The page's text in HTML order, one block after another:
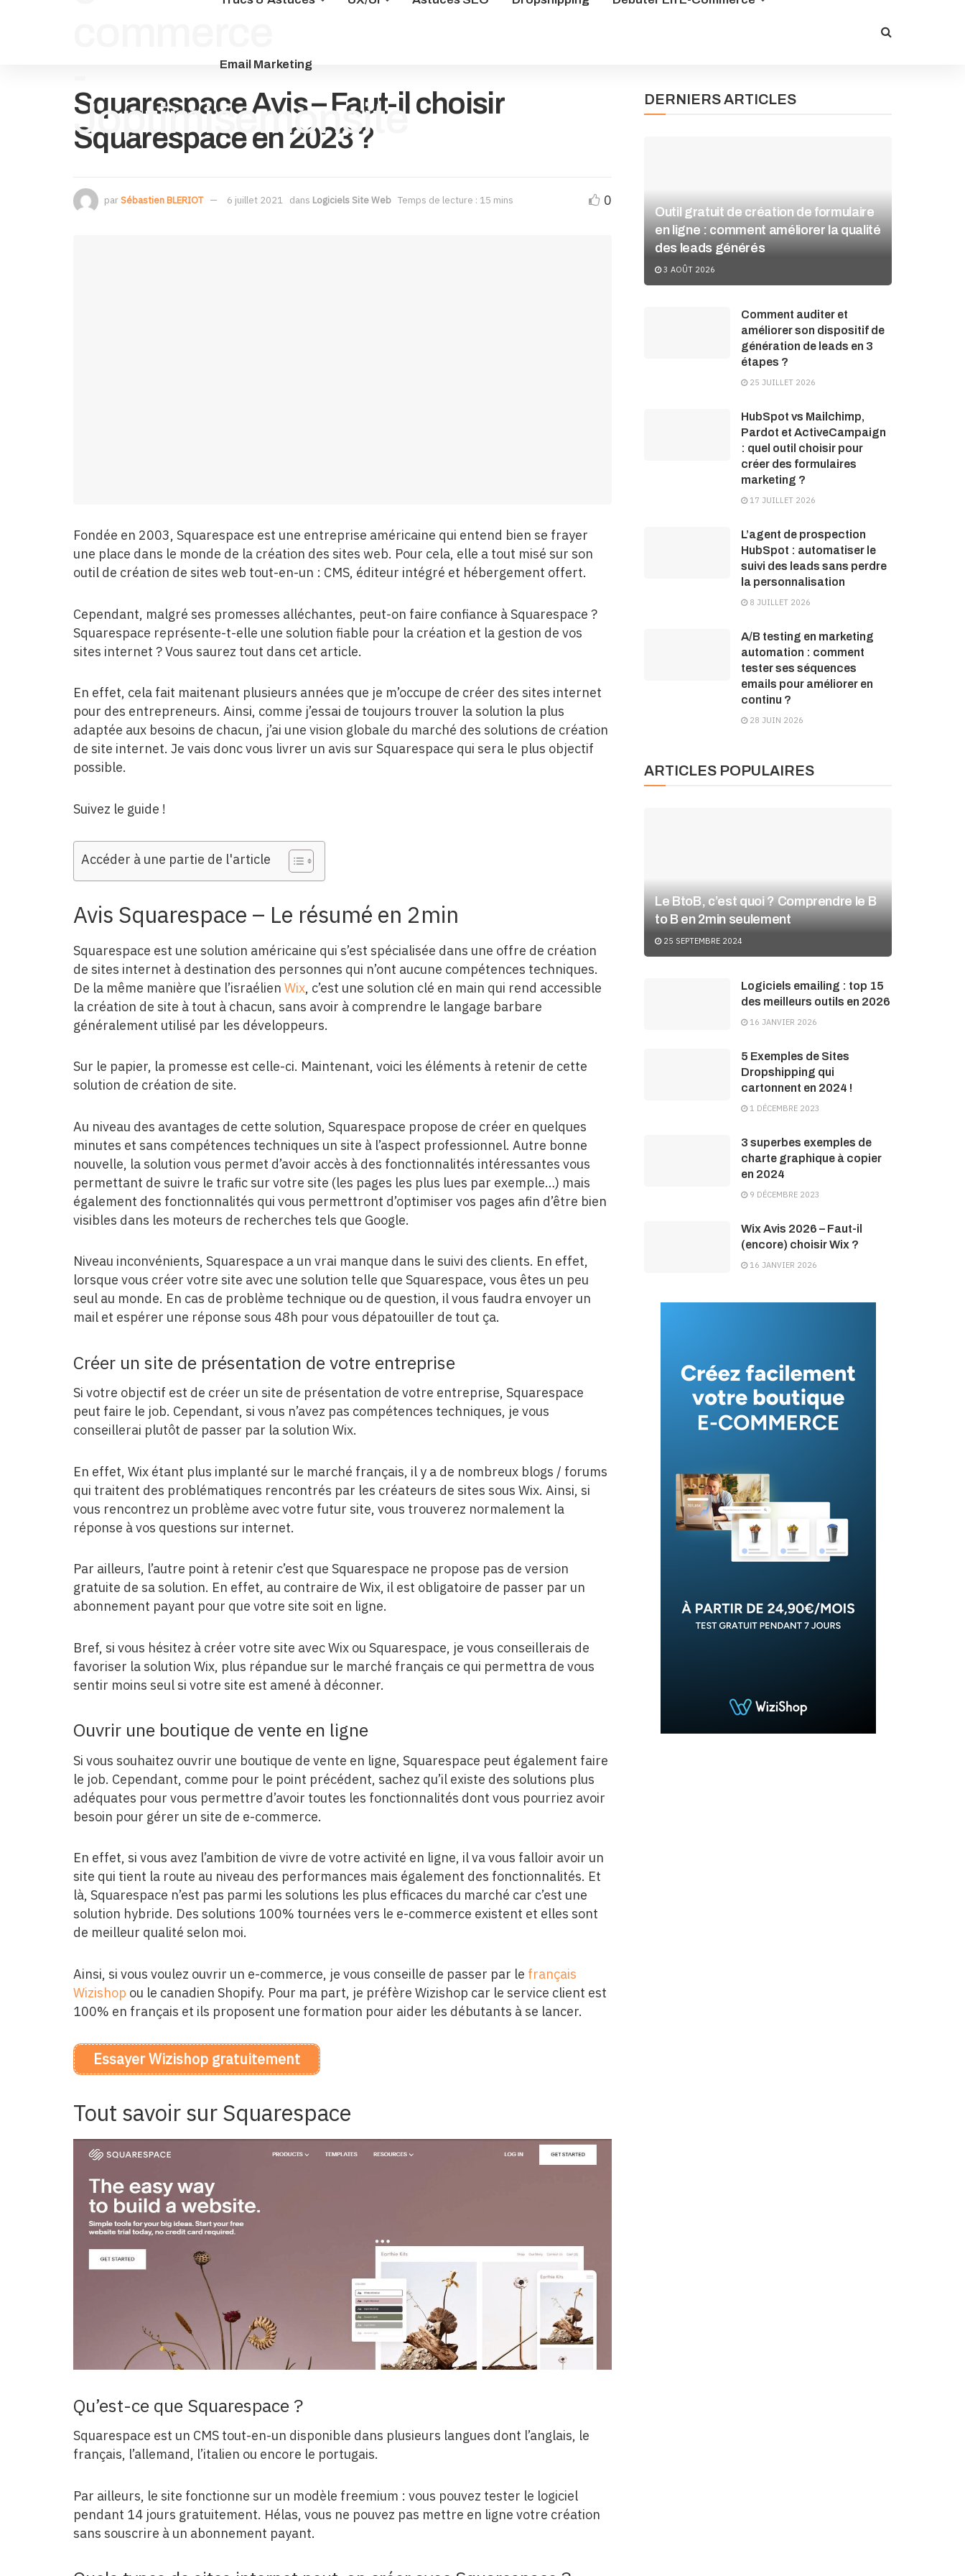
Email Marketing
Squarespace Avis – Faut-il choisir
Squarespace en 2023 ?
parSébastien BLERIOT 6 juillet 2021 dans Logiciels Site Web Temps de lecture : 15 mins 0
Fondée en 2003, Squarespace est une entreprise américaine qui entend bien se frayer
une place dans le monde de la création des sites web. Pour cela, elle a tout misé sur son
outil de création de sites web tout-en-un : CMS, éditeur intégré et hébergement offert.
Cependant, malgré ses promesses alléchantes, peut-on faire confiance à Squarespace ?
Squarespace représente-t-elle une solution fiable pour la création et la gestion de vos
sites internet ? Vous saurez tout dans cet article.
En effet, cela fait maitenant plusieurs années que je m’occupe de créer des sites internet
pour des entrepreneurs. Ainsi, comme j’essai de toujours trouver la solution la plus
adaptée aux besoins de chacun, j’ai une vision globale du marché des solutions de création
de site internet. Je vais donc vous livrer un avis sur Squarespace qui sera le plus objectif
possible.
Suivez le guide !
Accéder à une partie de l'article
Avis Squarespace – Le résumé en 2min
Squarespace est une solution américaine qui s’est spécialisée dans une offre de création
de sites internet à destination des personnes qui n’ont aucune compétences techniques.
De la même manière que l’israélien Wix, c’est une solution clé en main qui rend accessible
la création de site à tout à chacun, sans avoir à comprendre le langage barbare
généralement utilisé par les développeurs.
Sur le papier, la promesse est celle-ci. Maintenant, voici les éléments à retenir de cette
solution de création de site.
Au niveau des avantages de cette solution, Squarespace propose de créer en quelques
minutes et sans compétences techniques un site à l’aspect professionnel. Autre bonne
nouvelle, la solution vous permet d’avoir accès à des fonctionnalités intéressantes vous
permettant de suivre le trafic sur votre site (les pages les plus lues par exemple…) mais
également des fonctionnalités qui vous permettront d’optimiser vos pages afin d’être bien
visibles dans les moteurs de recherches tels que Google.
Niveau inconvénients, Squarespace a un vrai manque dans le suivi des clients. En effet,
lorsque vous créer votre site avec une solution telle que Squarespace, vous êtes un peu
seul au monde. En cas de problème technique ou de question, il vous faudra envoyer un
mail et espérer une réponse sous 48h pour vous dépatouiller de tout ça.
Créer un site de présentation de votre entreprise
Si votre objectif est de créer un site de présentation de votre entreprise, Squarespace
peut faire le job. Cependant, si vous n’avez pas compétences techniques, je vous
conseillerai plutôt de passer par la solution Wix.
En effet, Wix étant plus implanté sur le marché français, il y a de nombreux blogs / forums
qui traitent des problématiques rencontrés par les créateurs de sites sous Wix. Ainsi, si
vous rencontrez un problème avec votre futur site, vous trouverez normalement la
réponse à vos questions sur internet.
Par ailleurs, l’autre point à retenir c’est que Squarespace ne propose pas de version
gratuite de sa solution. En effet, au contraire de Wix, il est obligatoire de passer par un
abonnement payant pour que votre site soit en ligne.
Bref, si vous hésitez à créer votre site avec Wix ou Squarespace, je vous conseillerais de
favoriser la solution Wix, plus répandue sur le marché français ce qui permettra de vous
sentir moins seul si votre site est amené à déconner.
Ouvrir une boutique de vente en ligne
Si vous souhaitez ouvrir une boutique de vente en ligne, Squarespace peut également faire
le job. Cependant, comme pour le point précédent, sachez qu’il existe des solutions plus
adéquates pour vous permettre d’avoir toutes les fonctionnalités dont vous pourriez avoir
besoin pour gérer un site de e-commerce.
En effet, si vous avez l’ambition de vivre de votre activité en ligne, il va vous falloir avoir un
site qui tient la route au niveau des performances mais également des fonctionnalités. Et
là, Squarespace n’est pas parmi les solutions les plus efficaces du marché car c’est une
solution hybride. Des solutions 100% tournées vers le e-commerce existent et elles sont
de meilleur qualité selon moi.
Ainsi, si vous voulez ouvrir un e-commerce, je vous conseille de passer par le français
Wizishop ou le canadien Shopify. Pour ma part, je préfère Wizishop car le service client est
100% en français et ils proposent une formation pour aider les débutants à se lancer.
Essayer Wizishop gratuitement
Tout savoir sur Squarespace
Qu’est-ce que Squarespace ?
Squarespace est un CMS tout-en-un disponible dans plusieurs langues dont l’anglais, le
français, l’allemand, l’italien ou encore le portugais.
Par ailleurs, le site fonctionne sur un modèle freemium : vous pouvez tester le logiciel
pendant 14 jours gratuitement. Hélas, vous ne pouvez pas mettre en ligne votre création
sans souscrire à un abonnement payant.
DERNIERS ARTICLES
Outil gratuit de création de formulaire
en ligne : comment améliorer la qualité
des leads générés
3 AOÛT 2026
Comment auditer et
améliorer son dispositif de
génération de leads en 3
étapes ?
25 JUILLET 2026
HubSpot vs Mailchimp,
Pardot et ActiveCampaign
: quel outil choisir pour
créer des formulaires
marketing ?
17 JUILLET 2026
L’agent de prospection
HubSpot : automatiser le
suivi des leads sans perdre
la personnalisation
8 JUILLET 2026
A/B testing en marketing
automation : comment
tester ses séquences
emails pour améliorer en
continu ?
28 JUIN 2026
ARTICLES POPULAIRES
Le BtoB, c’est quoi ? Comprendre le B
to B en 2min seulement
25 SEPTEMBRE 2024
Logiciels emailing : top 15
des meilleurs outils en 2026
16 JANVIER 2026
5 Exemples de Sites
Dropshipping qui
cartonnent en 2024 !
1 DÉCEMBRE 2023
3 superbes exemples de
charte graphique à copier
en 2024
9 DÉCEMBRE 2023
Wix Avis 2026 – Faut-il
(encore) choisir Wix ?
16 JANVIER 2026